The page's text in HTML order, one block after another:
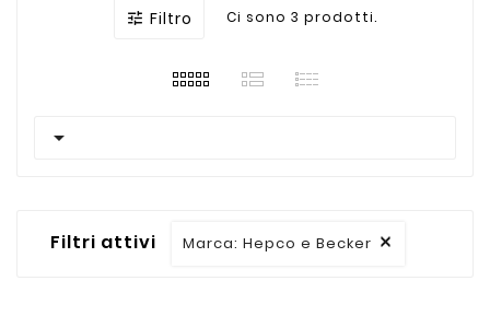
 Filtro Ci sono 3 prodotti.

Filtri attivi Marca: Hepco e Becker 